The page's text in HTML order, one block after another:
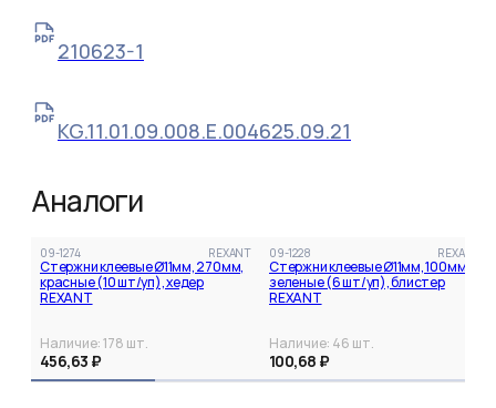
210623-1
KG.11.01.09.008.Е.004625.09.21
Аналоги
09-1274 REXANT
Стержни клеевые Ø11мм, 270мм,
красные (10 шт/уп), хедер
REXANT
Наличие:178 шт.
456,63 ₽
09-1228 REXANT
Стержни клеевые Ø11мм, 100мм,
зеленые (6 шт/уп), блистер
REXANT
Наличие: 46 шт.
100,68 ₽